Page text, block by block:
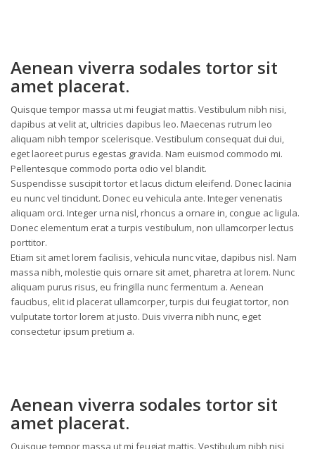
Aenean viverra sodales tortor sit
amet placerat.
Quisque tempor massa ut mi feugiat mattis. Vestibulum nibh nisi,
dapibus at velit at, ultricies dapibus leo. Maecenas rutrum leo
aliquam nibh tempor scelerisque. Vestibulum consequat dui dui,
eget laoreet purus egestas gravida. Nam euismod commodo mi.
Pellentesque commodo porta odio vel blandit.
Suspendisse suscipit tortor et lacus dictum eleifend. Donec lacinia
eu nunc vel tincidunt. Donec eu vehicula ante. Integer venenatis
aliquam orci. Integer urna nisl, rhoncus a ornare in, congue ac ligula.
Donec elementum erat a turpis vestibulum, non ullamcorper lectus
porttitor.
Etiam sit amet lorem facilisis, vehicula nunc vitae, dapibus nisl. Nam
massa nibh, molestie quis ornare sit amet, pharetra at lorem. Nunc
aliquam purus risus, eu fringilla nunc fermentum a. Aenean
faucibus, elit id placerat ullamcorper, turpis dui feugiat tortor, non
vulputate tortor lorem at justo. Duis viverra nibh nunc, eget
consectetur ipsum pretium a.
Aenean viverra sodales tortor sit
amet placerat.
Quisque tempor massa ut mi feugiat mattis. Vestibulum nibh nisi,